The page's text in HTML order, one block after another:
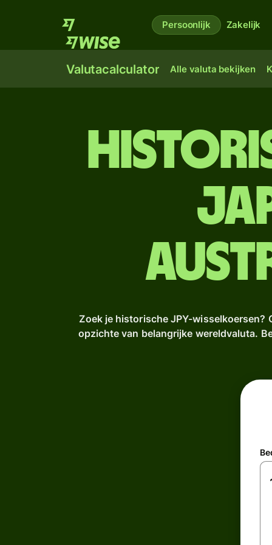
Persoonlijk Zakelijk
Valutacalculator Alle valuta bekijken
Zoek je historische JPY-wisselkoersen?
opzichte van belangrijke wereldvaluta.